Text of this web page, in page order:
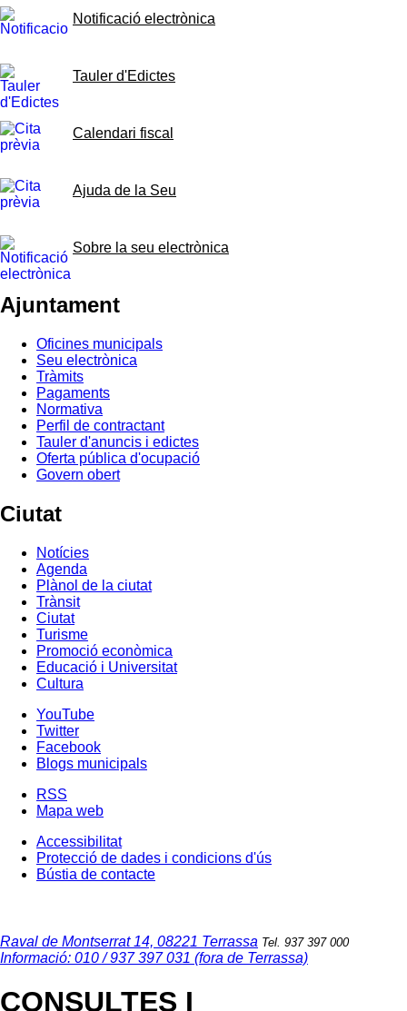
Notificació electrònica
Tauler d'Edictes
Calendari fiscal
Ajuda de la Seu
Sobre la seu electrònica
Ajuntament
Oficines municipals
Seu electrònica
Tràmits
Pagaments
Normativa
Perfil de contractant
Tauler d'anuncis i edictes
Oferta pública d'ocupació
Govern obert
Ciutat
Notícies
Agenda
Plànol de la ciutat
Trànsit
Ciutat
Turisme
Promoció econòmica
Educació i Universitat
Cultura
YouTube
Twitter
Facebook
Blogs municipals
RSS
Mapa web
Accessibilitat
Protecció de dades i condicions d'ús
Bústia de contacte
Raval de Montserrat 14, 08221 Terrassa Tel. 937 397 000
Informació: 010 / 937 397 031 (fora de Terrassa)
CONSULTES I